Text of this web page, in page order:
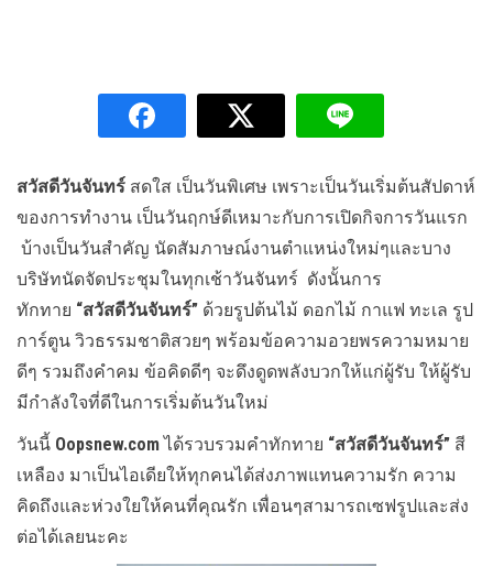
สวัสดีวันจันทร์ สดใส เป็นวันพิเศษ เพราะเป็นวันเริ่มต้นสัปดาห์
ของการทำงาน เป็นวันฤกษ์ดีเหมาะกับการเปิดกิจการวันแรก
บ้างเป็นวันสำคัญ นัดสัมภาษณ์งานตำแหน่งใหม่ๆและบาง
บริษัทนัดจัดประชุมในทุกเช้าวันจันทร์ ดังนั้นการ
ทักทาย “สวัสดีวันจันทร์” ด้วยรูปต้นไม้ ดอกไม้ กาแฟ ทะเล รูป
การ์ตูน วิวธรรมชาติสวยๆ พร้อมข้อความอวยพรความหมาย
ดีๆ รวมถึงคำคม ข้อคิดดีๆ จะดึงดูดพลังบวกให้แก่ผู้รับ ให้ผู้รับ
มีกำลังใจที่ดีในการเริ่มต้นวันใหม่
วันนี้ Oopsnew.comได้รวบรวมคำทักทาย “สวัสดีวันจันทร์” สี
เหลือง มาเป็นไอเดียให้ทุกคนได้ส่งภาพแทนความรัก ความ
คิดถึงและห่วงใยให้คนที่คุณรัก เพื่อนๆสามารถเซฟรูปและส่ง
ต่อได้เลยนะคะ